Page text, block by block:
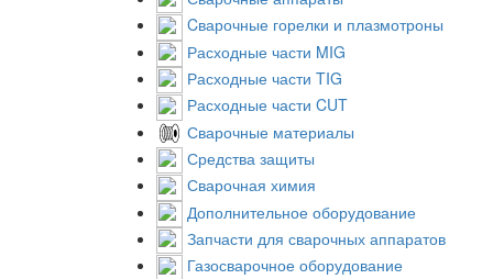
Cварочные горелки и плазмотроны
Расходные части MIG
Расходные части TIG
Расходные части CUT
Сварочные материалы
Средства защиты
Сварочная химия
Дополнительное оборудование
Запчасти для сварочных аппаратов
Газосварочное оборудование